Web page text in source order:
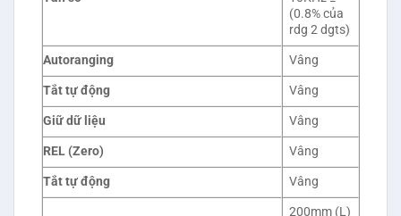
(0.8% của
rdg 2 dgts)
Autoranging
Vâng
Tắt tự động
Vâng
Giữ dữ liệu
Vâng
REL (Zero)
Vâng
Tắt tự động
Vâng
200mm (L)